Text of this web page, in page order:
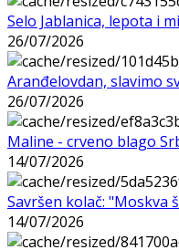
Selo Jablanica, lepota i
26/07/2026
Aranđelovdan, slavimo
26/07/2026
Maline - crveno blago
14/07/2026
Savršen kolač: "Moskva
14/07/2026